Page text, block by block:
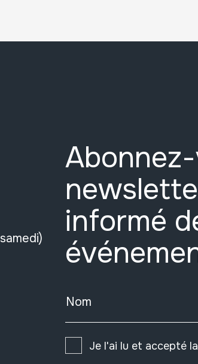
informé
Nom
Je l'ai lu et accepté la